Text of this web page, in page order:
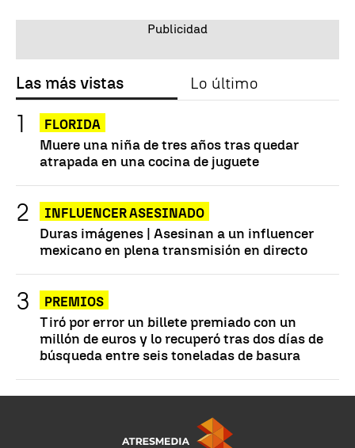
Las más vistas Lo último
FLORIDA
Muere una niña de tres años tras quedar
atrapada en una cocina de juguete
INFLUENCER ASESINADO
Duras imágenes | Asesinan a un influencer
mexicano en plena transmisión en directo
PREMIOS
Tiró por error un billete premiado con un
millón de euros y lo recuperó tras dos días de
búsqueda entre seis toneladas de basura